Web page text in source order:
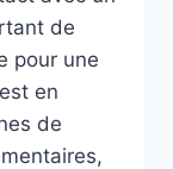
de
pour une
en
de